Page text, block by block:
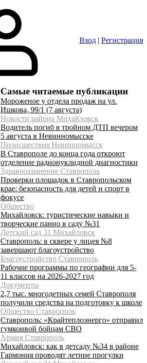
Вход | Регистрация
Самые читаемые публикации
Мороженое у отдела продаж на ул.
Ишкова, 99/1 (7 августа)
Новости района Михайловск
Водитель погиб в тройном ДТП вечером
5 августа в Невинномысске
Происшествия Невинномысск
В Ставрополе до конца года откроют
отделение радионуклидной диагностики
Здравоохранение Ставрополь
Проверки площадок в Ставропольском
крае: безопасность для детей и спорт в
фокусе
Общество
Михайловск: туристические навыки и
творческие панно в саду №31
Детский сад 31 Михайловск
Ставрополь: в сквере у лицея №8
завершают благоустройство
Благоустройство Ставрополь
Рабочие программы по географии для 5-
11 классов на 2026-2027 год
Документы
2,7 тыс. многодетных семей Ставрополя
получили средства на подготовку к школе
Общество Ставрополь
Ставрополь: «Крайтеплоэнерго» отправил
гумконвой бойцам СВО
Армия Ставрополь
Михайловск: как в детсаду №34 в районе
Гармония проводят летние прогулки